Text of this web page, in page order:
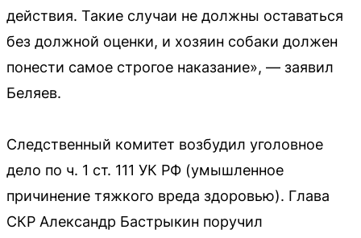
действия. Такие случаи не должны оставаться
без должной оценки, и хозяин собаки должен
понести самое строгое наказание», — заявил
Беляев.
Следственный комитет возбудил уголовное
дело по ч. 1 ст. 111 УК РФ (умышленное
причинение тяжкого вреда здоровью). Глава
СКР Александр Бастрыкин поручил